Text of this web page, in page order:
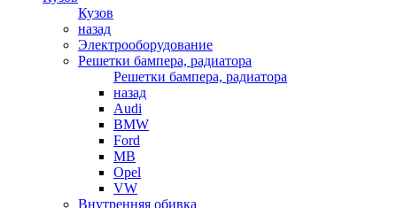
Кузов
назад
Электрооборудование
Решетки бампера, радиатора
Решетки бампера, радиатора
назад
Audi
BMW
Ford
MB
Opel
VW
Внутренняя обивка